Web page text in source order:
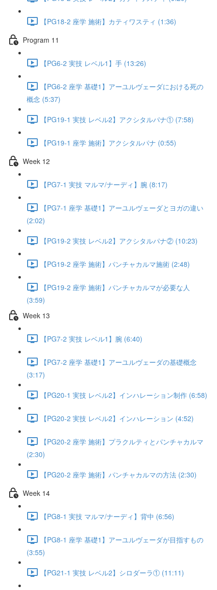
【PG18-2 座学 施術】カティワスティ (1:36)
Program 11
【PG6-2 実技 レベル1】手 (13:26)
【PG6-2 座学 基礎1】アーユルヴェーダにおける死の
概念 (5:37)
【PG19-1 実技 レベル2】アクシタルパナ① (7:58)
【PG19-1 座学 施術】アクシタルパナ (0:55)
Week 12
【PG7-1 実技 マルマ/ナーディ】腕 (8:17)
【PG7-1 座学 基礎1】アーユルヴェーダとヨガの違い
(2:02)
【PG19-2 実技 レベル2】アクシタルパナ② (10:23)
【PG19-2 座学 施術】パンチャカルマ施術 (2:48)
【PG19-2 座学 施術】パンチャカルマが必要な人
(3:59)
Week 13
【PG7-2 実技 レベル1】腕 (6:40)
【PG7-2 座学 基礎1】アーユルヴェーダの基礎概念
(3:17)
【PG20-1 実技 レベル2】インハレーション制作 (6:58)
【PG20-2 実技 レベル2】インハレーション (4:52)
【PG20-2 座学 施術】プラクルティとパンチャカルマ
(2:30)
【PG20-2 座学 施術】パンチャカルマの方法 (2:30)
Week 14
【PG8-1 実技 マルマ/ナーディ】背中 (6:56)
【PG8-1 座学 基礎1】アーユルヴェーダが目指すもの
(3:55)
【PG21-1 実技 レベル2】シロダーラ① (11:11)